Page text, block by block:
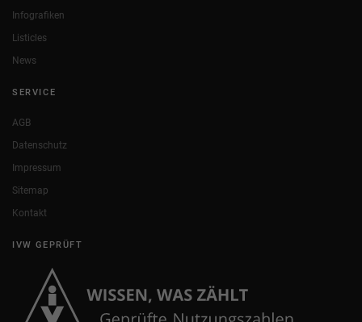
Infografiken
Listicles
News
SERVICE
AGB
Datenschutz
Impressum
Sitemap
Kontakt
IVW GEPRÜFT